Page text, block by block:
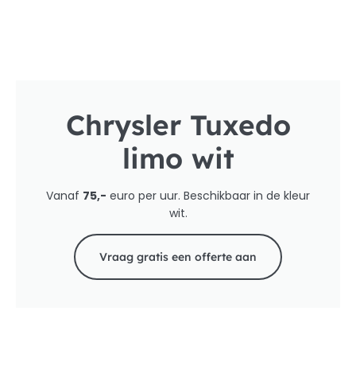
Chrysler Tuxedo
limo wit
Vanaf 75,- euro per uur. Beschikbaar in de kleur
wit.
Vraag gratis een offerte aan